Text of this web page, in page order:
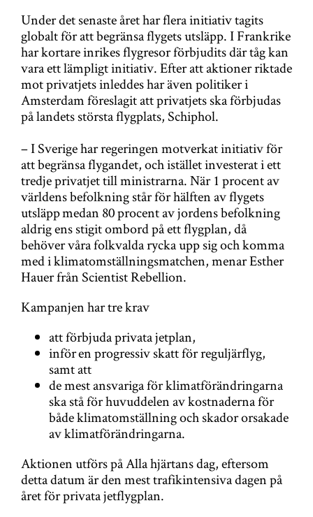
Under det senaste året har flera initiativ tagits
globalt för att begränsa flygets utsläpp. I Frankrike
har kortare inrikes flygresor förbjudits där tåg kan
vara ett lämpligt initiativ. Efter att aktioner riktade
mot privatjets inleddes har även politiker i
Amsterdam föreslagit att privatjets ska förbjudas
på landets största flygplats, Schiphol.​​​​​​​
– I Sverige har regeringen motverkat initiativ för
att begränsa flygandet, och istället investerat i ett
tredje privatjet till ministrarna. När 1 procent av
världens befolkning står för hälften av flygets
utsläpp medan 80 procent av jordens befolkning
aldrig ens stigit ombord på ett flygplan, då
behöver våra folkvalda rycka upp sig och komma
med i klimatomställningsmatchen, menar Esther
Hauer från Scientist Rebellion.
Kampanjen har tre krav
att förbjuda privata jetplan,
inför en progressiv skatt för reguljärflyg,
samt att
de mest ansvariga för klimatförändringarna
ska stå för huvuddelen av kostnaderna för
både klimatomställning och skador orsakade
av klimatförändringarna.
Aktionen utförs på Alla hjärtans dag, eftersom
detta datum är den mest trafikintensiva dagen på
året för privata jetflygplan.